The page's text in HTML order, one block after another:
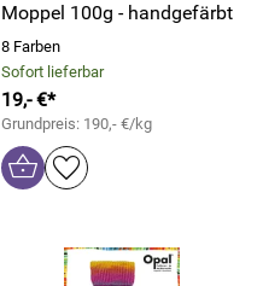
Moppel 100g - handgefärbt
8 Farben
Sofort lieferbar
19,- €*
Grundpreis: 190,- €/kg